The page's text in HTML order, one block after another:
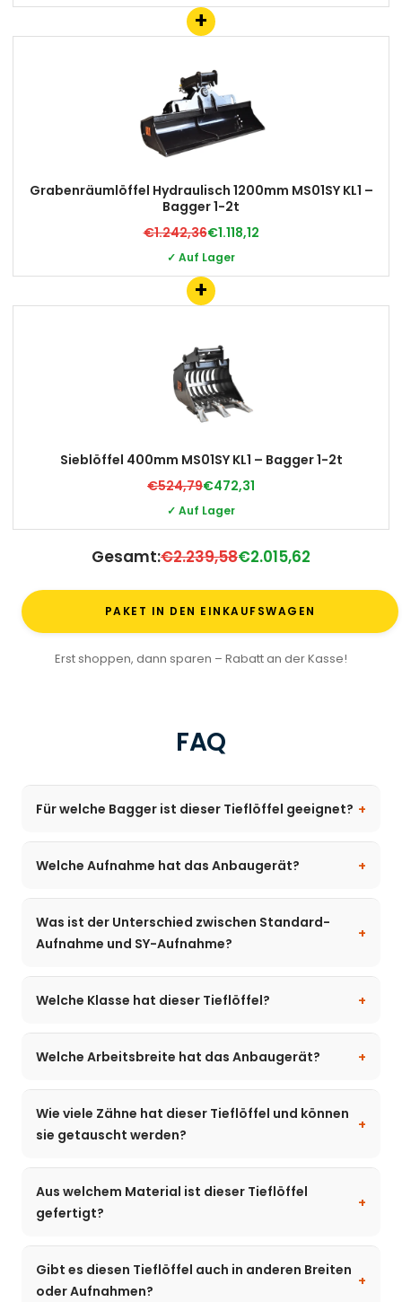
+
Grabenräumlöffel Hydraulisch 1200mm MS01SY KL1 –
Bagger 1-2t
€1.242,36€1.118,12
✓ Auf Lager
+
Sieblöffel 400mm MS01SY KL1 – Bagger 1-2t
€524,79€472,31
✓ Auf Lager
Gesamt:€2.239,58€2.015,62
PAKET IN DEN EINKAUFSWAGEN
Erst shoppen, dann sparen – Rabatt an der Kasse!
FAQ
Für welche Bagger ist dieser Tieflöffel geeignet?
Welche Aufnahme hat das Anbaugerät?
Was ist der Unterschied zwischen Standard-
Aufnahme und SY-Aufnahme?
Welche Klasse hat dieser Tieflöffel?
Welche Arbeitsbreite hat das Anbaugerät?
Wie viele Zähne hat dieser Tieflöffel und können
sie getauscht werden?
Aus welchem Material ist dieser Tieflöffel
gefertigt?
Gibt es diesen Tieflöffel auch in anderen Breiten
oder Aufnahmen?